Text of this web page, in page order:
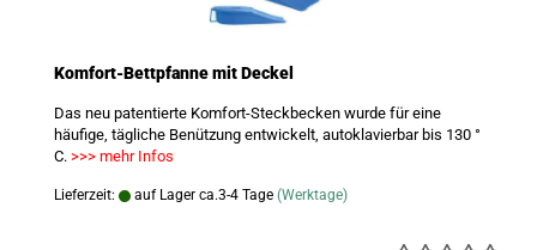
Komfort-Bettpfanne mit Deckel
Das neu patentierte Komfort-Steckbecken wurde für eine
häufige, tägliche Benützung entwickelt, autoklavierbar bis 130 °
C. >>> mehr Infos
Lieferzeit: auf Lager ca.3-4 Tage (Werktage)